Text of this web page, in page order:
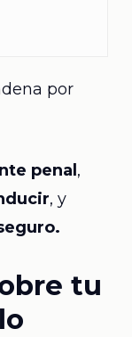
por
penal ,
, y
tu